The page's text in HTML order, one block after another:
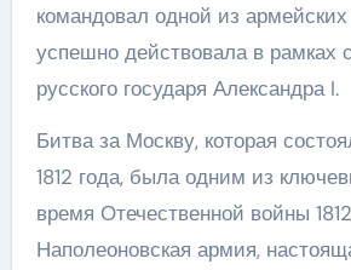
командовал одной из армейских
успешно действовала в рамках
русского государя Александра I.
Битва за Москву, которая
1812 года, была одним из
время Отечественной войны
Наполеоновская армия,